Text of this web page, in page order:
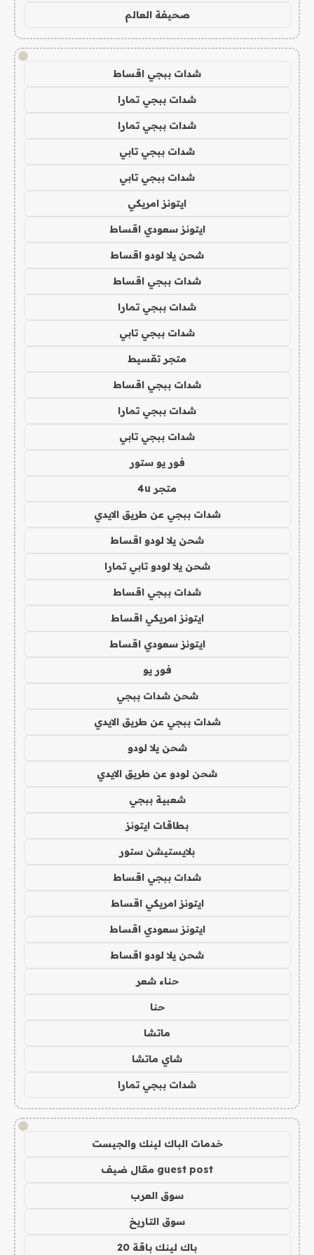
صحيفة العالم
!
شدات ببجي اقساط
شدات ببجي تمارا
شدات ببجي تمارا
شدات ببجي تابي
شدات ببجي تابي
ايتونز امريكي
ايتونز سعودي اقساط
شحن يلا لودو اقساط
شدات ببجي اقساط
شدات ببجي تمارا
شدات ببجي تابي
متجر تقسيط
شدات ببجي اقساط
شدات ببجي تمارا
شدات ببجي تابي
فور يو ستور
متجر 4u
شدات ببجي عن طريق الايدي
شحن يلا لودو اقساط
شحن يلا لودو تابي تمارا
شدات ببجي اقساط
ايتونز امريكي اقساط
ايتونز سعودي اقساط
فور يو
شحن شدات ببجي
شدات ببجي عن طريق الايدي
شحن يلا لودو
شحن لودو عن طريق الايدي
شعبية ببجي
بطاقات ايتونز
بلايستيشن ستور
شدات ببجي اقساط
ايتونز امريكي اقساط
ايتونز سعودي اقساط
شحن يلا لودو اقساط
حناء شعر
حنا
ماتشا
شاي ماتشا
شدات ببجي تمارا
!
خدمات الباك لينك والجيست
guest post مقال ضيف
سوق العرب
سوق التاريخ
باك لينك باقة 20